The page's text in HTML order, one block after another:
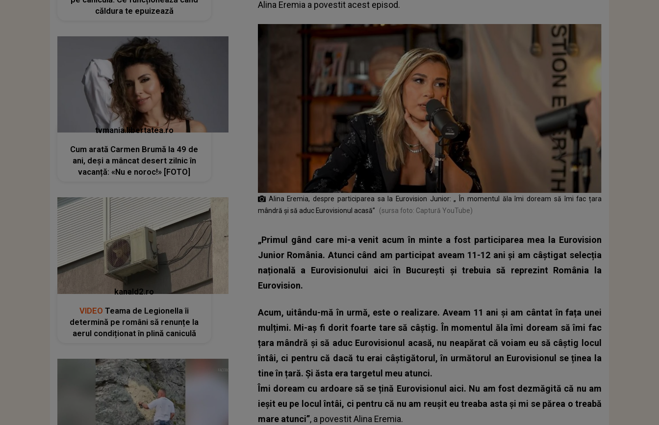
Alina Eremia a povestit acest episod.
Alina Eremia, despre participarea sa la Eurovision Junior: „ În momentul ăla îmi doream să îmi fac țara
mândră și să aduc Eurovisionul acasă”
(sursa foto: Captură YouTube)
„Primul gând care mi-a venit acum în minte a fost participarea mea la Eurovision
Junior România. Atunci când am participat aveam 11-12 ani și am câștigat selecția
națională a Eurovisionului aici în București și trebuia să reprezint România la
Eurovision.
Acum, uitându-mă în urmă, este o realizare. Aveam 11 ani și am cântat în fața unei
mulțimi. Mi-aș fi dorit foarte tare să câștig. În momentul ăla îmi doream să îmi fac
țara mândră și să aduc Eurovisionul acasă, nu neapărat că voiam eu să câștig locul
întâi, ci pentru că dacă tu erai câștigătorul, în următorul an Eurovisionul se ținea la
tine în țară. Și ăsta era targetul meu atunci.
Îmi doream cu ardoare să se țină Eurovisionul aici. Nu am fost dezmăgită că nu am
ieșit eu pe locul întâi, ci pentru că nu am reușit eu treaba asta și mi se părea o treabă
mare atunci”, a povestit Alina Eremia.
căldura te epuizează
tvmania.libertatea.ro
Cum arată Carmen Brumă la 49 de
ani, deși a mâncat desert zilnic în
vacanță: «Nu e noroc!» [FOTO]
kanald2.ro
VIDEO Teama de Legionella îi
determină pe români să renunțe la
aerul condiționat în plină caniculă